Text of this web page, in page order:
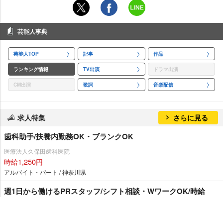
芸能人事典
芸能人TOP 記事 作品
ランキング情報 TV出演 ドラマ出演
CM出演 歌詞 音楽配信
求人特集 さらに見る
歯科助手/扶養内勤務OK・ブランクOK
医療法人久保田歯科医院
時給1,250円
アルバイト・パート / 神奈川県
週1日から働けるPRスタッフ/シフト相談・WワークOK/時給